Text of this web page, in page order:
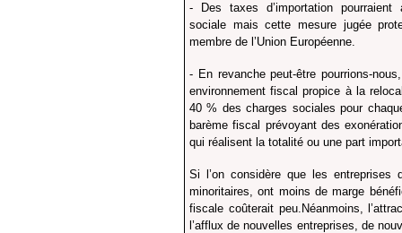
- Des taxes d’importation
sociale mais cette mesure jugée
membre de l’Union Européenne.
- En revanche peut-être pourrions-
environnement fiscal propice à la
40 % des charges sociales pour
barème fiscal prévoyant des
qui réalisent la totalité ou une part
Si l’on considère que les entreprises
minoritaires, ont moins de marge
fiscale coûterait peu.Néanmoins,
l’afflux de nouvelles entreprises, de